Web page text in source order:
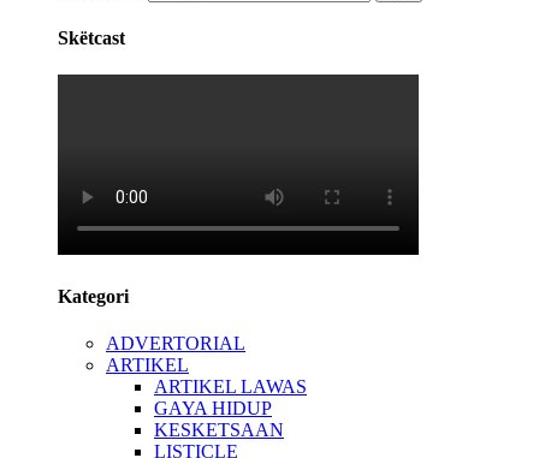
Skëtcast
Kategori
ADVERTORIAL
ARTIKEL
ARTIKEL LAWAS
GAYA HIDUP
KESKETSAAN
LISTICLE